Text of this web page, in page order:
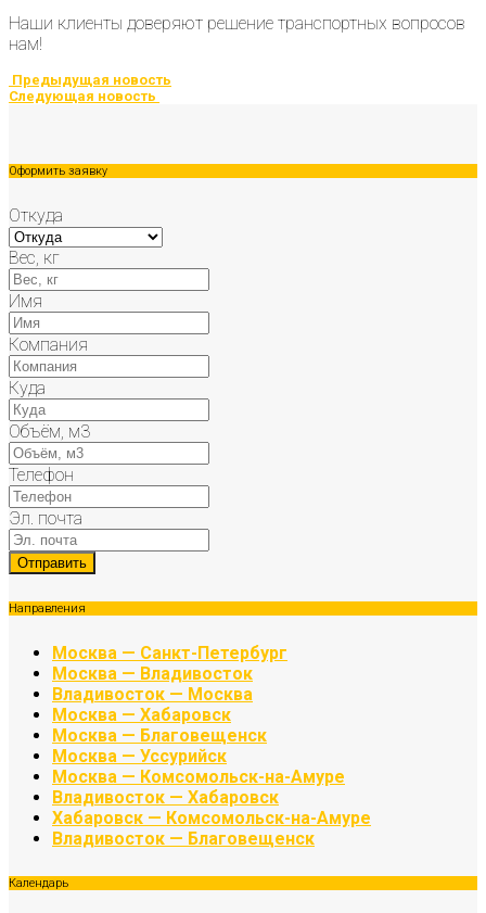
Наши клиенты доверяют решение транспортных вопросов
нам!
Предыдущая новость
Следующая новость
Оформить заявку
Откуда
Вес, кг
Имя
Компания
Куда
Объём, м3
Телефон
Эл. почта
Направления
Москва — Санкт-Петербург
Москва — Владивосток
Владивосток — Москва
Москва — Хабаровск
Москва — Благовещенск
Москва — Уссурийск
Москва — Комсомольск-на-Амуре
Владивосток — Хабаровск
Хабаровск — Комсомольск-на-Амуре
Владивосток — Благовещенск
Календарь